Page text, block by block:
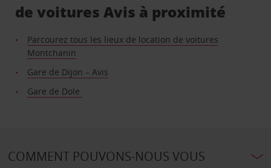
de voitures Avis à proximité
Parcourez tous les lieux de location de voitures
Montchanin
Gare de Dijon – Avis
Gare de Dole
COMMENT POUVONS-NOUS VOUS